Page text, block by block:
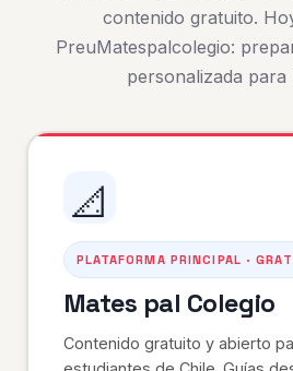
contenido gratuito.
PreuMatespalcolegio:
personalizada para
📐
PLATAFORMA PRINCIPAL ·
Mates pal Colegio
Contenido gratuito y abierto